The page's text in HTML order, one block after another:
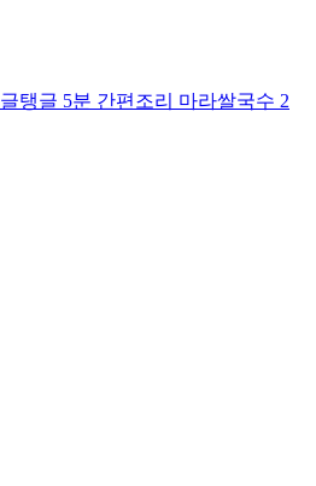
탱글 5분 간편조리 마라쌀국수 2